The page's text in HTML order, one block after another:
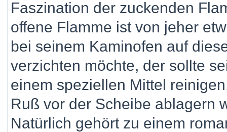
Faszination der zuckenden
offene Flamme ist von jeher
bei seinem Kaminofen auf
verzichten möchte, der sollte
einem speziellen Mittel
Ruß vor der Scheibe ablagern
Natürlich gehört zu einem